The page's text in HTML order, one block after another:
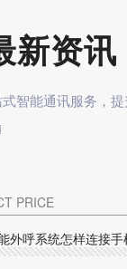
新资讯
智能通讯服务，
PRICE
外呼系统怎样连接手